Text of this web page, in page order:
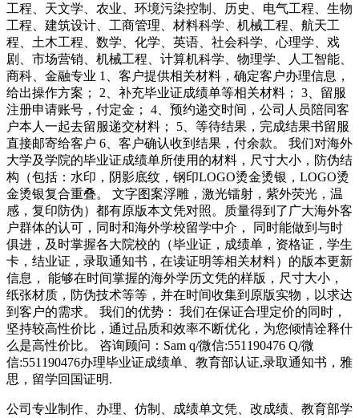
工程、天文学、农业、环境污染控制、历史、电气工程、生物
工程、建筑设计、工商管理、材料科学、机械工程、航天工
程、土木工程、数学、化学、英语、社会科学、心理学、戏
剧、市场营销、机械工程、计算机科学、物理学、人工智能、
商科、金融专业 1、客户提供相关材料，确定客户办理信息，
给出操作方案； 2、补充毕业证成绩单等相关材料； 3、留服
注册申请账号，付定金； 4、预约递交时间，公司人员陪同客
户本人一起去留服递交材料； 5、等待结果，完成结果书留服
直接邮寄给客户 6、客户确认收到结果，付余款。 我们对海外
大学及学院的毕业证成绩单所使用的材料，尺寸大小，防伪结
构（包括：水印，阴影底纹，钢印LOGO烫金烫银，LOGO烫
金烫银复合重叠。 文字图案浮雕，激光镭射，紫外荧光，温
感，复印防伪）都有原版本文凭对照。质量得到了广大海外客
户群体的认可，同时和海外学校留学中介， 同时能做到与时
俱进，及时掌握各大院校的（毕业证，成绩单，资格证，学生
卡，结业证，录取通知书，在读证明等相关材料）的版本更新
信息， 能够在时间掌握的海外学历文凭的样版，尺寸大小，
纸张材质，防伪技术等等，并在时间收集到原版实物，以求达
到客户的需求。 我们的优势： 我们在保证合理定价的同时，
坚持较高性价比，通过品质和效率不断优化，为您倾情诠释什
么是高性价比。 咨询顾问：Sam q/微信:551190476 Q/微
信:551190476办理毕业证成绩单、教育部认证,录取通知书，雅
思，留学回国证明.
公司专业制作、办理、仿制、成绩单文凭、改成绩、教育部学